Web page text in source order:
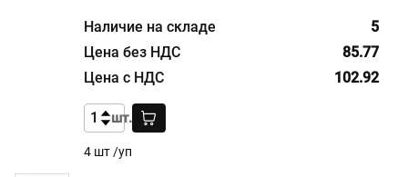
5
4 шт /уп
85.77
102.92
шт.